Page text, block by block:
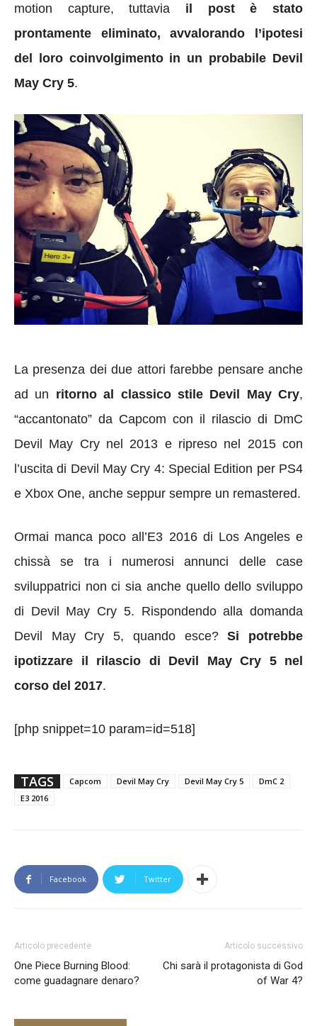
motion capture, tuttavia il post è stato
prontamente eliminato, avvalorando l’ipotesi
del loro coinvolgimento in un probabile Devil
May Cry 5.
La presenza dei due attori farebbe pensare anche
ad un ritorno al classico stile Devil May Cry,
“accantonato” da Capcom con il rilascio di DmC
Devil May Cry nel 2013 e ripreso nel 2015 con
l’uscita di Devil May Cry 4: Special Edition per PS4
e Xbox One, anche seppur sempre un remastered.
Ormai manca poco all’E3 2016 di Los Angeles e
chissà se tra i numerosi annunci delle case
sviluppatrici non ci sia anche quello dello sviluppo
di Devil May Cry 5. Rispondendo alla domanda
Devil May Cry 5, quando esce?Si potrebbe
ipotizzare il rilascio di Devil May Cry 5 nel
corso del 2017.
[php snippet=10 param=id=518]
TAGS Capcom Devil May Cry Devil May Cry 5
DmC 2
E3 2016
Facebook Twitter
Articolo precedente
One Piece Burning Blood:
come guadagnare denaro?
Articolo successivo
Chi sarà il protagonista di God
of War 4?